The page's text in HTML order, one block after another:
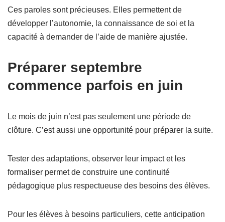
Ces paroles sont précieuses. Elles permettent de
développer l’autonomie, la connaissance de soi et la
capacité à demander de l’aide de manière ajustée.
Préparer septembre
commence parfois en juin
Le mois de juin n’est pas seulement une période de
clôture. C’est aussi une opportunité pour préparer la suite.
Tester des adaptations, observer leur impact et les
formaliser permet de construire une continuité
pédagogique plus respectueuse des besoins des élèves.
Pour les élèves à besoins particuliers, cette anticipation